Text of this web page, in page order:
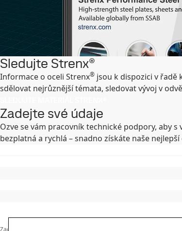
Sledujte Strenx®
Informace o oceli Strenx® jsou k dispozici v řadě
sdělovat nejrůznější témata, sledovat vývoj v
Zadejte své údaje
Ozve se vám pracovník technické podpory, aby
bezplatná a rychlá – snadno získáte naše